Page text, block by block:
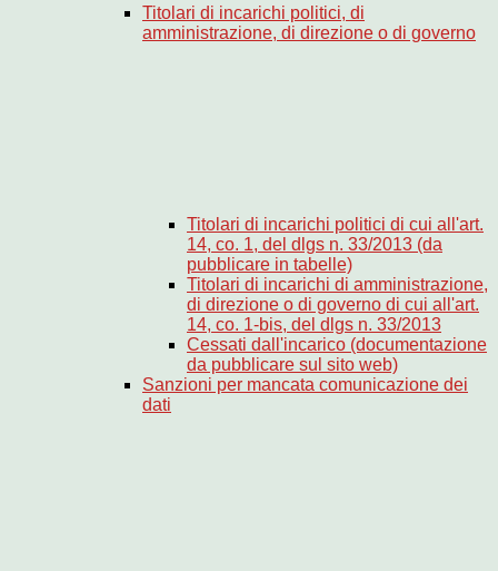
Titolari di incarichi politici, di
amministrazione, di direzione o di governo
Titolari di incarichi politici di cui all'art.
14, co. 1, del dlgs n. 33/2013 (da
pubblicare in tabelle)
Titolari di incarichi di amministrazione,
di direzione o di governo di cui all'art.
14, co. 1-bis, del dlgs n. 33/2013
Cessati dall'incarico (documentazione
da pubblicare sul sito web)
Sanzioni per mancata comunicazione dei
dati